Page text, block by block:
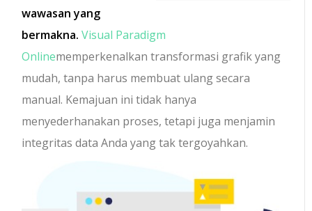
wawasan yang
bermakna. Visual Paradigm
Onlinememperkenalkan transformasi grafik yang
mudah, tanpa harus membuat ulang secara
manual. Kemajuan ini tidak hanya
menyederhanakan proses, tetapi juga menjamin
integritas data Anda yang tak tergoyahkan.